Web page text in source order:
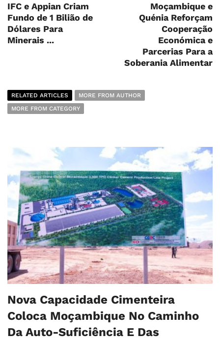
IFC e Appian Criam
Fundo de 1 Bilião de
Dólares Para
Minerais ...
Moçambique e
Quénia Reforçam
Cooperação
Económica e
Parcerias Para a
Soberania Alimentar
RELATED ARTICLES
MORE FROM AUTHOR
MORE FROM CATEGORY
Nova Capacidade Cimenteira
Coloca Moçambique No Caminho
Da Auto-Suficiência E Das